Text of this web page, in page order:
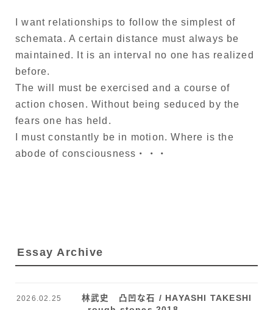
I want relationships to follow the simplest of
schemata. A certain distance must always be
maintained. It is an interval no one has realized
before.
The will must be exercised and a course of
action chosen. Without being seduced by the
fears one has held.
I must constantly be in motion. Where is the
abode of consciousness・・・
Essay Archive
林武史 凸凹な石 / HAYASHI TAKESHI
2026.02.25